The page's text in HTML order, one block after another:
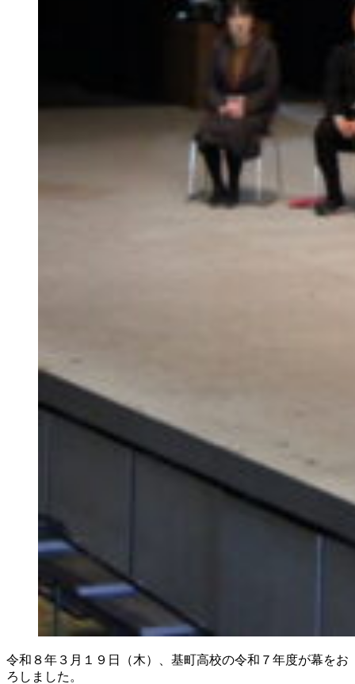
令和８年３月１９日（木）、基町高校の令和７年度が幕をお
ろしました。